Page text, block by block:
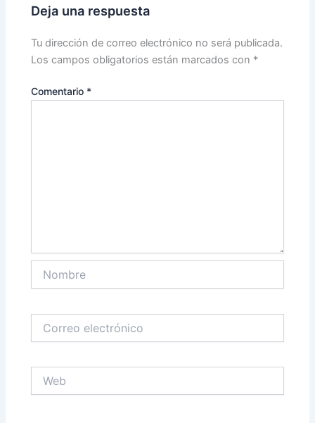
Deja una respuesta
Tu dirección de correo electrónico no será publicada.
Los campos obligatorios están marcados con *
Comentario *
electrónico